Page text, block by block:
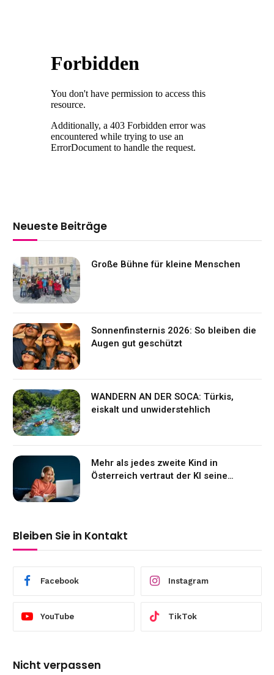
Neueste Beiträge
Große Bühne für kleine Menschen
Sonnenfinsternis 2026: So bleiben die
Augen gut geschützt
WANDERN AN DER SOCA: Türkis,
eiskalt und unwiderstehlich
Mehr als jedes zweite Kind in
Österreich vertraut der KI seine
Bleiben Sie in Kontakt
Facebook Instagram
YouTube TikTok
Nicht verpassen